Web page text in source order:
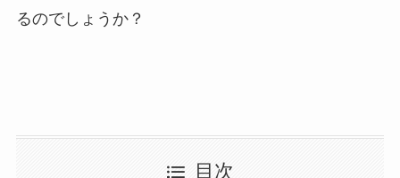
るのでしょうか？
目次